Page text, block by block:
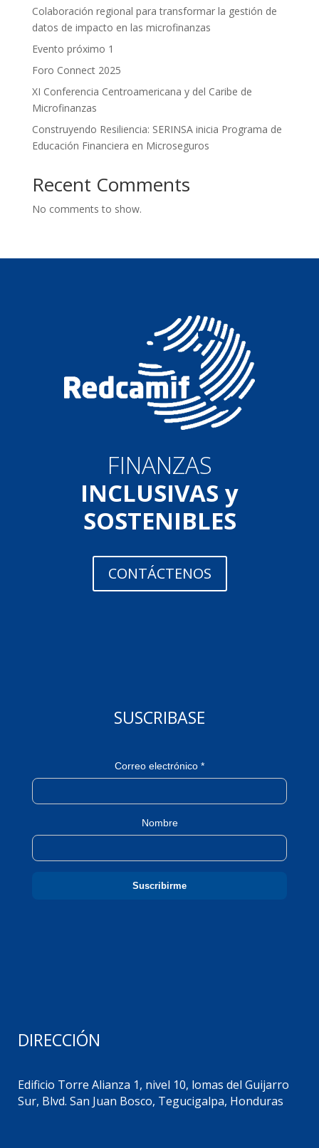
Colaboración regional para transformar la gestión de
datos de impacto en las microfinanzas
Evento próximo 1
Foro Connect 2025
XI Conferencia Centroamericana y del Caribe de
Microfinanzas
Construyendo Resiliencia: SERINSA inicia Programa de
Educación Financiera en Microseguros
Recent Comments
No comments to show.
FINANZAS
INCLUSIVAS y
SOSTENIBLES
CONTÁCTENOS
SUSCRIBASE
Correo electrónico *
Nombre
DIRECCIÓN
Edificio Torre Alianza 1, nivel 10, lomas del Guijarro
Sur, Blvd. San Juan Bosco, Tegucigalpa, Honduras